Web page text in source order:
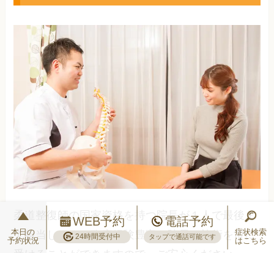
柔道整復師の国家資格を持つ院長が１人で最後ま
で担当します。臨床経験豊富な院長の施術を常に
本日の
予約状況
WEB予約
24時間受付中
電話予約
タップで通話可能です
症状検索
はこちら